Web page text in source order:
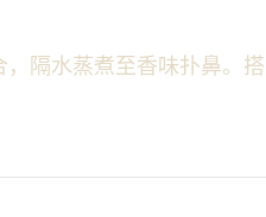
隔水蒸煮至香味扑鼻。